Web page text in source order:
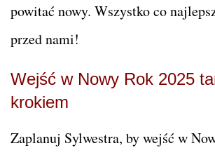
powitać nowy. Wszystko co
przed nami!
Wejść w Nowy Rok 2025
krokiem
Zaplanuj Sylwestra, by wejść w